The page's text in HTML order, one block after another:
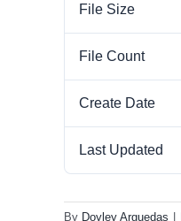
File Size
File Count
Create Date
Last Updated
By Doyley Arguedas